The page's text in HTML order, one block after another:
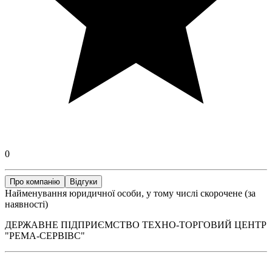
0
Про компанію Відгуки
Найменування юридичної особи, у тому числі скорочене (за
наявності)
ДЕРЖАВНЕ ПІДПРИЄМСТВО ТЕХНО-ТОРГОВИЙ ЦЕНТР
"РЕМА-СЕРВІВС"